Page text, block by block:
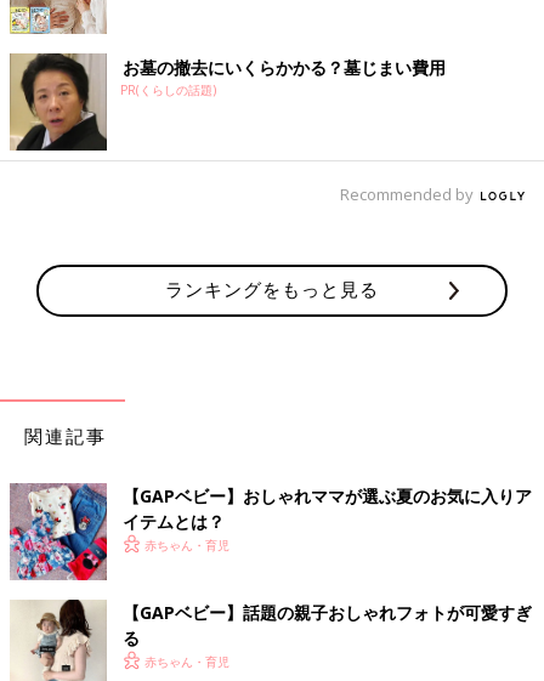
出典：Instagramアカウント「keitomaru1217」
keitomaru1217さんがセレクトしたのはデニム風のロンパースで
す。こちらの方は「今しか着られないロンパースをたくさん着せ
てあげたい」と思っているんだとか♪ アメリカンなコーディネー
出典：Instagramアカウント「800_home」
お墓の撤去にいくらかかる？墓じまい費用
PR(くらしの話題)
Recommended by
ランキングをもっと見る
関連記事
【GAPベビー】おしゃれママが選ぶ夏のお気に入りア
イテムとは？
赤ちゃん・育児
【GAPベビー】話題の親子おしゃれフォトが可愛すぎ
る
赤ちゃん・育児